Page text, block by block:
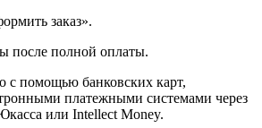
заказ».
после полной оплаты.
с помощью банковских карт,
платежными системами через
или Intellect Money.